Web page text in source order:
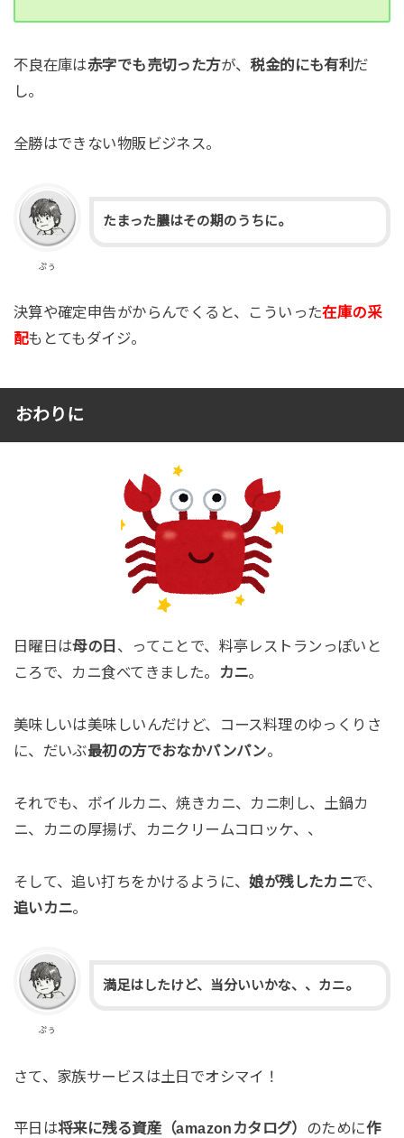
不良在庫は赤字でも売切った方が、 税金的にも有利 だ
し。
全勝はできない物販ビジネス。
ぷぅ
たまった膿はその期のうちに。
決算や確定申告がからんでくると、こういった在庫の采
配もとてもダイジ。
おわりに
日曜日は母の日 、ってことで、料亭レストランっぽいと
ころで、カニ食べてきました。
カニ。
美味しいは美味しいんだけど、コース料理のゆっくりさ
に、だいぶ最初の方でおなかパンパン。
それでも、ボイルカニ、焼きカニ、カニ刺し、土鍋カ
ニ、カニの厚揚げ、カニクリームコロッケ、、
そして、追い打ちをかけるように、娘が残したカニで、
追いカニ。
ぷぅ
満足はしたけど、当分いいかな、、カニ。
さて、家族サービスは土日でオシマイ！
平日は将来に残る資産（amazonカタログ） のために作